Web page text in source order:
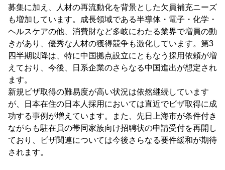
募集に加え、人材の再流動化を背景とした欠員補充ニーズ
も増加しています。成長領域である半導体・電子・化学・
ヘルスケアの他、消費財など多岐にわたる業界で増員の動
きがあり、優秀な人材の獲得競争も激化しています。第3
四半期以降は、特に中国拠点設立にともなう採用依頼が増
えており、今後、日系企業のさらなる中国進出が想定され
ます。
新規ビザ取得の難易度が高い状況は依然継続しています
が、日本在住の日本人採用においては直近でビザ取得に成
功する事例が増えています。また、先日上海市が条件付き
ながらも駐在員の帯同家族向け招聘状の申請受付を再開し
ており、ビザ関連については今後さらなる要件緩和が期待
されます。